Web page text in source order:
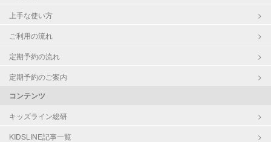
上手な使い方
ご利用の流れ
定期予約の流れ
定期予約のご案内
コンテンツ
キッズライン総研
KIDSLINE記事一覧